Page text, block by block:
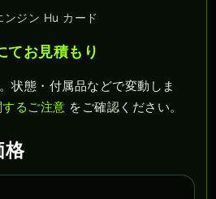
ジン Hu カード
てお見積もり
状態・付属品などで変動しま
るご注意 をご確認ください。
格